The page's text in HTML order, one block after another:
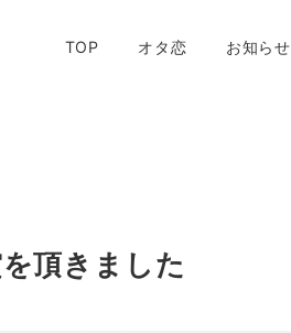
TOP オタ恋 お知らせ
頂きました